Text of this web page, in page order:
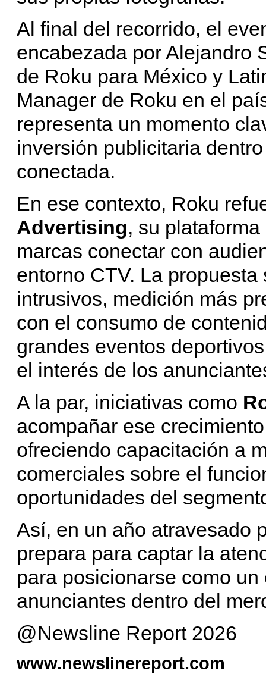
Al final del recorrido, el
encabezada por Alejandro
de Roku para México y
Manager de Roku en el
representa un momento
inversión publicitaria
conectada.
En ese contexto, Roku
Advertising, su
marcas conectar con
entorno CTV. La
intrusivos, medición más
con el consumo de
grandes eventos
el interés de los
A la par, iniciativas como
acompañar ese
ofreciendo capacitación a
comerciales sobre el
oportunidades del
Así, en un año atravesado
prepara para captar la
para posicionarse como
anunciantes dentro del
@Newsline Report 2026
www.newslinereport.com